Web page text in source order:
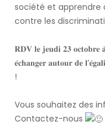
société et apprendre
contre les
𝐑𝐃𝐕 𝐥𝐞 𝐣𝐞𝐮𝐝𝐢 𝟐𝟑 𝐨𝐜𝐭𝐨𝐛𝐫𝐞
𝐞́𝐜𝐡𝐚𝐧𝐠𝐞𝐫 𝐚𝐮𝐭𝐨𝐮𝐫 𝐝𝐞
!
Vous souhaitez des
Contactez-nous